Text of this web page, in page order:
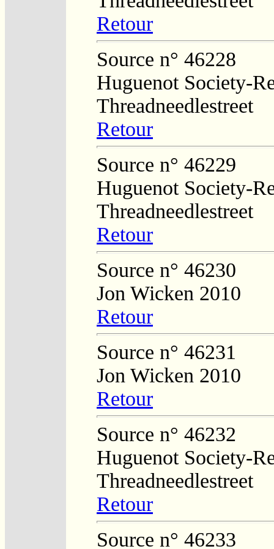
Retour
Source n° 46228
Huguenot Society-
Threadneedlestreet
Retour
Source n° 46229
Huguenot Society-
Threadneedlestreet
Retour
Source n° 46230
Jon Wicken 2010
Retour
Source n° 46231
Jon Wicken 2010
Retour
Source n° 46232
Huguenot Society-
Threadneedlestreet
Retour
Source n° 46233